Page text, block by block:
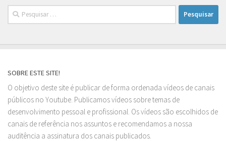
Pesquisar
por:
SOBRE ESTE SITE!
O objetivo deste site é publicar de forma ordenada vídeos de canais
públicos no Youtube. Publicamos vídeos sobre temas de
desenvolvimento pessoal e profissional. Os vídeos são escolhidos de
canais de referência nos assuntos e recomendamos a nossa
auditência a assinatura dos canais publicados.